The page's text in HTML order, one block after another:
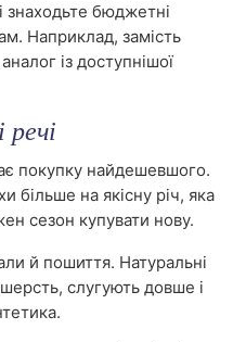
знаходьте бюджетні
Наприклад, замість
із доступнішої
речі
покупку найдешевшого.
більше на якісну річ, яка
сезон купувати нову.
й пошиття. Натуральні
слугують довше і